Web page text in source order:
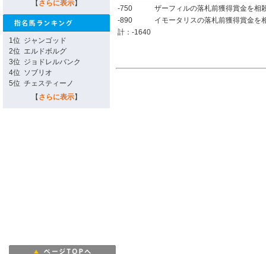
【 さらに表示】
1位 ジャンゴッド
2位 エルドボルグ
3位 ジョドレルバンク
4位 ソブリオ
5位 チェスティーノ
【 さらに表示】
-750
ザーフィルの落札前獲得賞金を相
-890
イモータリスの落札前獲得賞金を
計：-1640